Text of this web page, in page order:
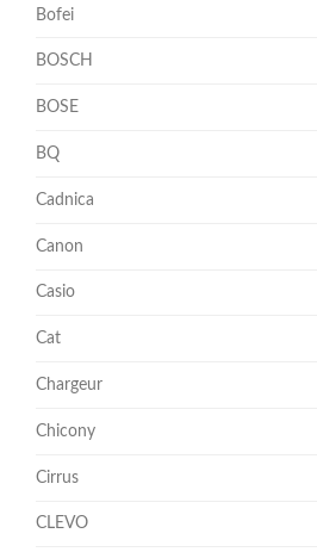
Bofei
BOSCH
BOSE
BQ
Cadnica
Canon
Casio
Cat
Chargeur
Chicony
Cirrus
CLEVO